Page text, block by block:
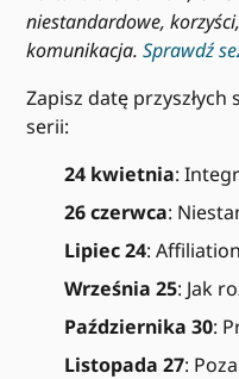
niestandardowe,
komunikacja.Sprawdź
Zapisz datę
serii:
24 kwietnia:
26 czerwca:
Lipiec 24:
Września 25: Jak
Października 30:
Listopada 27: